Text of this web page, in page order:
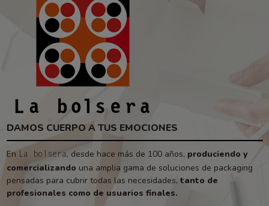
DAMOS CUERPO A TUS EMOCIONES
En La bolsera, desde hace más de 100 años, produciendo y
comercializando una amplia gama de soluciones de packaging
pensadas para cubrir todas las necesidades, tanto de
profesionales como de usuarios finales.